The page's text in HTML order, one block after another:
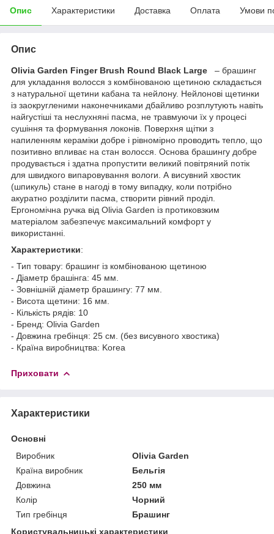
Опис Характеристики Доставка Оплата Умови
Опис
Olivia Garden Finger Brush Round Black Large
– брашинг
для укладання волосся з комбінованою щетиною складається
з натуральної щетини кабана та нейлону. Нейлонові щетинки
із заокругленими наконечниками дбайливо розплутують навіть
найгустіші та неслухняні пасма, не травмуючи їх у процесі
сушіння та формування локонів. Поверхня щітки з
напиленням кераміки добре і рівномірно проводить тепло, що
позитивно впливає на стан волосся. Основа брашингу добре
продувається і здатна пропустити великий повітряний потік
для швидкого випаровування вологи. А висувний хвостик
(шпикуль) стане в нагоді в тому випадку, коли потрібно
акуратно розділити пасма, створити рівний проділ.
Ергономічна ручка від Olivia Garden із протиковзким
матеріалом забезпечує максимальний комфорт у
використанні.
Характеристики:
- Тип товару: брашинг із комбінованою щетиною
- Діаметр брашінга: 45 мм.
- Зовнішній діаметр брашингу: 77 мм.
- Висота щетини: 16 мм.
- Кількість рядів: 10
- Бренд: Olivia Garden
- Довжина гребінця: 25 см. (без висувного хвостика)
- Країна виробництва: Korea
Приховати
Характеристики
Основні
Виробник
Olivia Garden
Країна виробник
Бельгія
Довжина
250 мм
Колір
Чорний
Тип гребінця
Брашинг
Користувальницькі характеристики